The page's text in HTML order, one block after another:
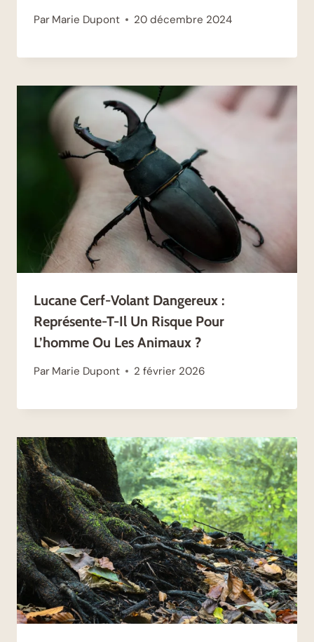
Par Marie Dupont 20 décembre 2024
Lucane Cerf-Volant Dangereux :
Représente-T-Il Un Risque Pour
L’homme Ou Les Animaux ?
Par Marie Dupont 2 février 2026